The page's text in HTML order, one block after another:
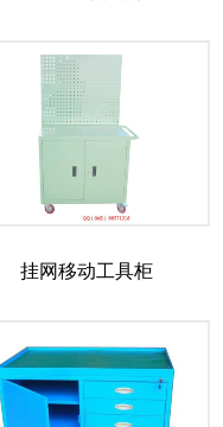
挂网移动工具柜